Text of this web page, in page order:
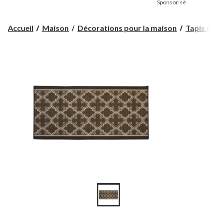
Sponsorisé
Accueil Maison Décorations pour la maison Tapis et